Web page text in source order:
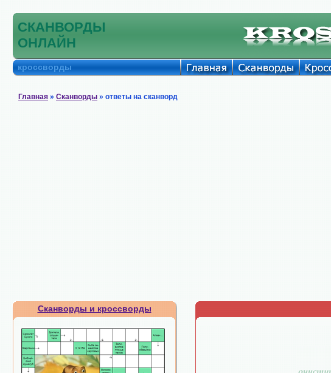
СКАНВОРДЫ
ОНЛАЙН
кроссворды
Главная » Сканворды » ответы на сканворд
Сканворды и кроссворды